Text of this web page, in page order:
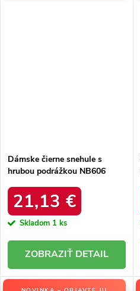
Dámske čierne snehule s
hrubou podrážkou NB606
21,13 €
Skladom 1 ks
DETAIL